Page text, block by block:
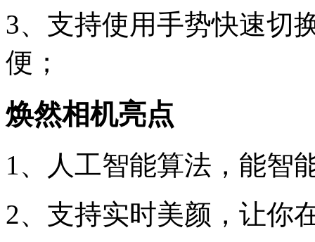
3、支持使用手势快速切
便；
焕然相机亮点
1、人工智能算法，能智
2、支持实时美颜，让你